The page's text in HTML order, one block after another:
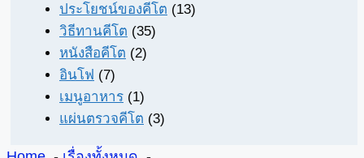
ประโยชน์ของคีโต (13)
วิธีทานคีโต (35)
หนังสือคีโต (2)
อินโฟ (7)
เมนูอาหาร (1)
แผ่นตรวจคีโต (3)